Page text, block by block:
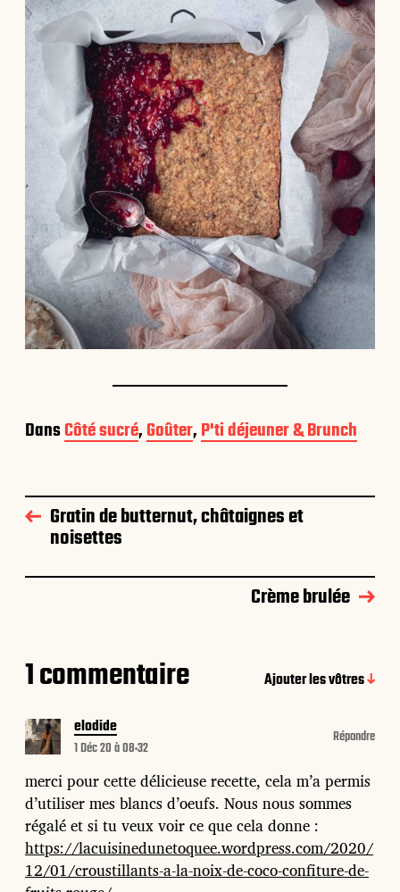
DansCôté sucré,Goûter,P'ti déjeuner & Brunch
Gratin de butternut, châtaignes et
noisettes
Crème brulée
1 commentaire
Ajouter les vôtres
elodide
1 Déc 20 à 08:32
merci pour cette délicieuse recette, cela m’a permis
d’utiliser mes blancs d’oeufs. Nous nous sommes
régalé et si tu veux voir ce que cela donne :
https://lacuisinedunetoquee.wordpress.com/2020/
12/01/croustillants-a-la-noix-de-coco-confiture-de-
Répondre